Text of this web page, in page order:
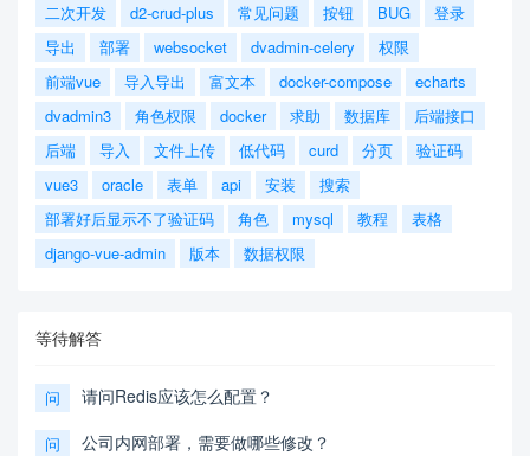
二次开发
d2-crud-plus 常见问题 按钮 BUG
登录
导出
部署 websocket dvadmin-celery
权限
前端vue
导入导出 富文本 docker-compose
echarts
dvadmin3
角色权限 docker 求助 数据库
后端接口
后端
导入 文件上传 低代码 curd 分页
验证码
vue3
oracle 表单 api 安装
搜索
部署好后显示不了验证码
角色 mysql 教程
表格
django-vue-admin
版本 数据权限
等待解答
问 请问Redis应该怎么配置？
问 公司内网部署，需要做哪些修改？